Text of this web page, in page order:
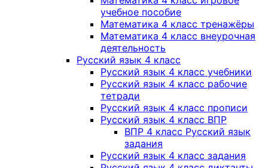
учебное пособие
Математика 4 класс тренажёры
Математика 4 класс внеурочная
деятельность
Русский язык 4 класс
Русский язык 4 класс учебники
Русский язык 4 класс рабочие
тетради
Русский язык 4 класс прописи
Русский язык 4 класс ВПР
ВПР 4 класс Русский язык
задания
Русский язык 4 класс задания